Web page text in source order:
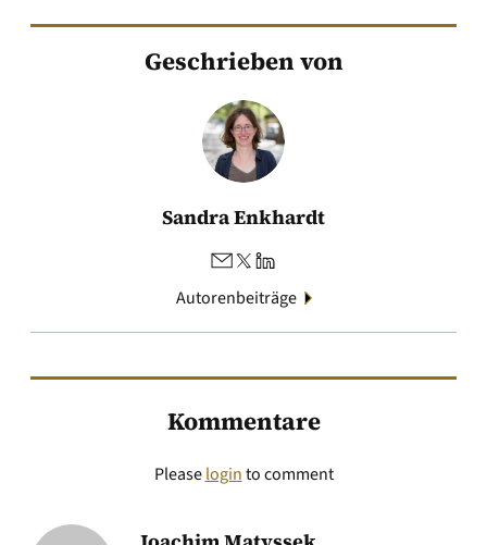
Geschrieben von
Sandra Enkhardt
Autorenbeiträge
Kommentare
Pleaseloginto comment